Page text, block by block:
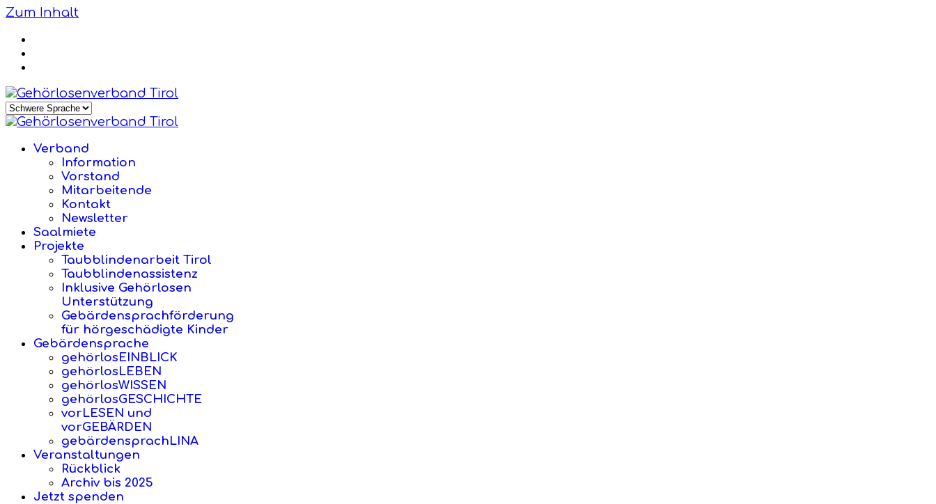
Zum Inhalt
Verband
Information
Vorstand
Mitarbeitende
Kontakt
Newsletter
Saalmiete
Projekte
Taubblindenarbeit Tirol
Taubblindenassistenz
Inklusive Gehörlosen
Unterstützung
Gebärdensprachförderung
für hörgeschädigte Kinder
Gebärdensprache
gehörlosEINBLICK
gehörlosLEBEN
gehörlosWISSEN
gehörlosGESCHICHTE
vorLESEN und
vorGEBÄRDEN
gebärdensprachLINA
Veranstaltungen
Rückblick
Archiv bis 2025
Jetzt spenden